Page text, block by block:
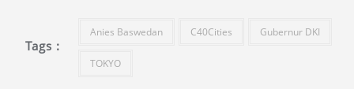
Tags :
Anies Baswedan C40Cities Gubernur DKI
TOKYO